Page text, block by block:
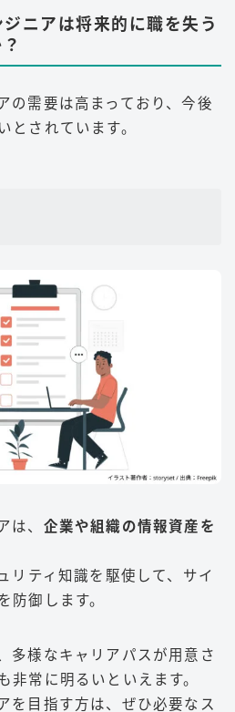
ニアは将来的に職を失う
の需要は高まっており、今後
とされています。
は、 企業や組織の情報資産を
リティ知識を駆使して、サイ
防御します。
多様なキャリアパスが用意さ
非常に明るいといえます。
を目指す方は、ぜひ必要なス